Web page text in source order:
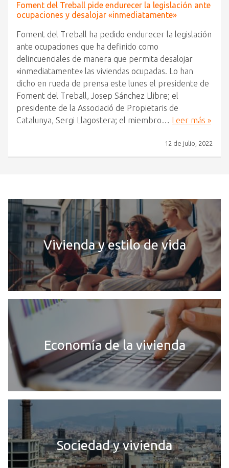
Foment del Treball pide endurecer la legislación ante
ocupaciones y desalojar «inmediatamente»
Foment del Treball ha pedido endurecer la legislación
ante ocupaciones que ha definido como
delincuenciales de manera que permita desalojar
«inmediatamente» las viviendas ocupadas. Lo han
dicho en rueda de prensa este lunes el presidente de
Foment del Treball, Josep Sánchez Llibre; el
presidente de la Associació de Propietaris de
Catalunya, Sergi Llagostera; el miembro… Leer más »
12 de julio, 2022
Vivienda y estilo de vida
Economía de la vivienda
Sociedad y vivienda